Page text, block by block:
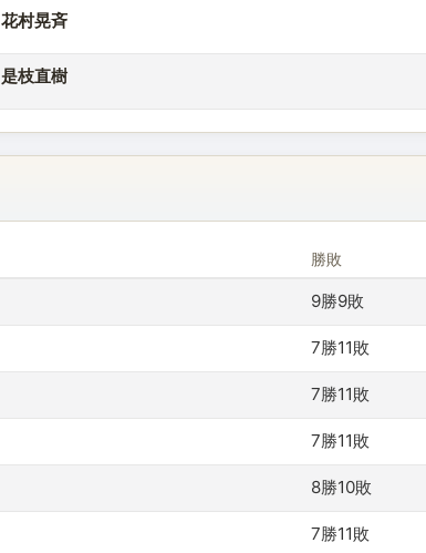
花村晃斉
是枝直樹
勝敗
9勝9敗
7勝11敗
7勝11敗
7勝11敗
8勝10敗
7勝11敗